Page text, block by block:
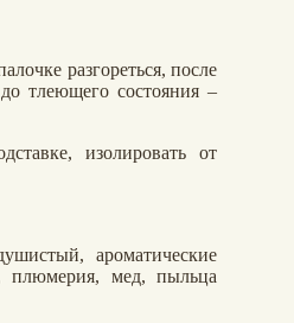
разгореться, после
тлеющего состояния –
изолировать от
ароматические
плюмерия, мед, пыльца